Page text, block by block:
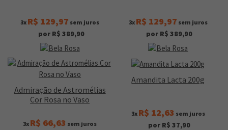
3x R$ 129,97 sem juros
por R$ 389,90
3x R$ 129,97 sem juros
por R$ 389,90
Admiração de Astromélias
Cor Rosa no Vaso
3x R$ 66,63 sem juros
Amandita Lacta 200g
3x R$ 12,63 sem juros
por R$ 37,90